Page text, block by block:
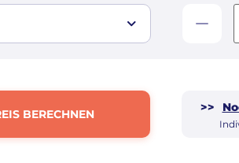
BERECHNEN >>